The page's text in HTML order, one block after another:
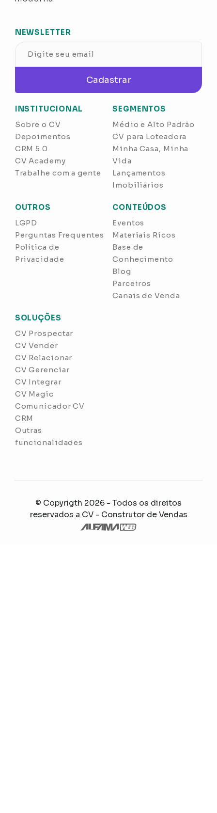
INSTITUCIONAL
Sobre o CV
Depoimentos
CRM 5.0
CV Academy
Trabalhe com a gente
SEGMENTOS
Médio e Alto Padrão
CV para Loteadora
Minha Casa, Minha
Vida
Lançamentos
Imobiliários
OUTROS
LGPD
Perguntas Frequentes
Política de
Privacidade
CONTEÚDOS
Eventos
Materiais Ricos
Base de
Conhecimento
Blog
Parceiros
Canais de Venda
SOLUÇÕES
CV Prospectar
CV Vender
CV Relacionar
CV Gerenciar
CV Integrar
CV Magic
Comunicador CV
CRM
Outras
funcionalidades
NEWSLETTER
Cadastrar
© Copyrigth 2026 - Todos os direitos
reservados a CV - Construtor de Vendas